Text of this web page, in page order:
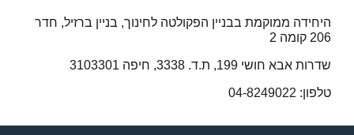
היחידה ממוקמת בבניין הפקולטה לחינוך, בניין ברזיל, חדר
206 קומה 2
שדרות אבא חושי 199, ת.ד. 3338, חיפה 3103301
טלפון: 04-8249022